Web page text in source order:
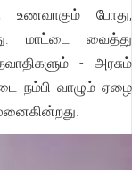
உணவாகும் போது,
மாட்டை வைத்து
- அரசும்
நம்பி வாழும் ஏழை